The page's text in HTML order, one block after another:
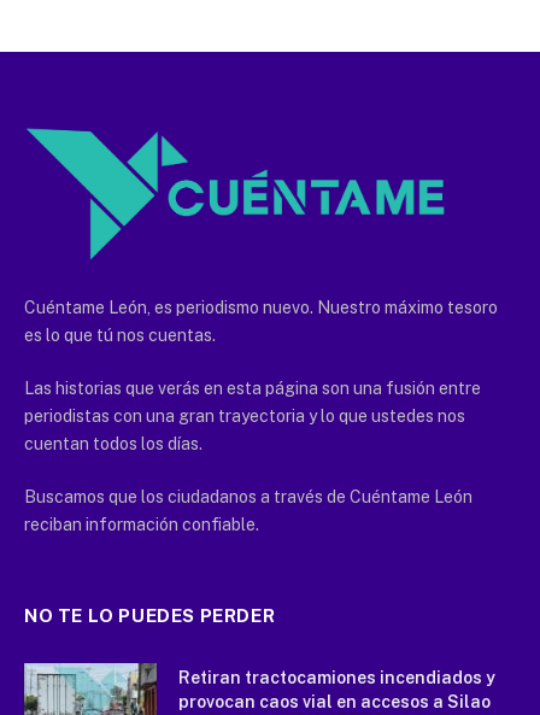
Cuéntame León, es periodismo nuevo. Nuestro máximo tesoro
es lo que tú nos cuentas.
Las historias que verás en esta página son una fusión entre
periodistas con una gran trayectoria y lo que ustedes nos
cuentan todos los días.
Buscamos que los ciudadanos a través de Cuéntame León
reciban información confiable.
NO TE LO PUEDES PERDER
Retiran tractocamiones incendiados y
provocan caos vial en accesos a Silao